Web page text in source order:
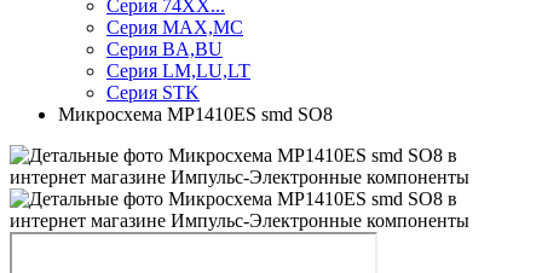
Серия 74ХХ...
Серия MAX,MC
Серия BA,BU
Серия LM,LU,LT
Серия STK
Микросхема MP1410ES smd SO8